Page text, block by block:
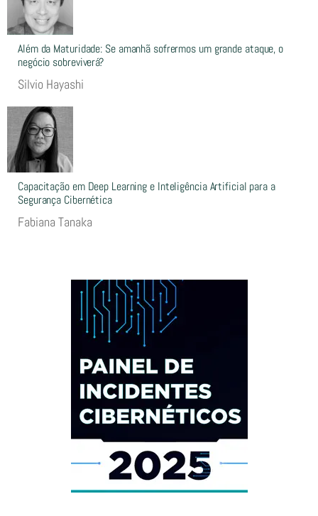
Além da Maturidade: Se amanhã sofrermos um grande ataque, o
negócio sobreviverá?
Silvio Hayashi
Capacitação em Deep Learning e Inteligência Artificial para a
Segurança Cibernética
Fabiana Tanaka